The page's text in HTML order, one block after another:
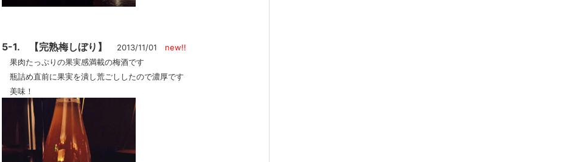
5-1. 【完熟梅しぼり】 2013/11/01 new!!
果肉たっぷりの果実感満載の梅酒です
瓶詰め直前に果実を潰し荒ごししたので濃厚です
美味！